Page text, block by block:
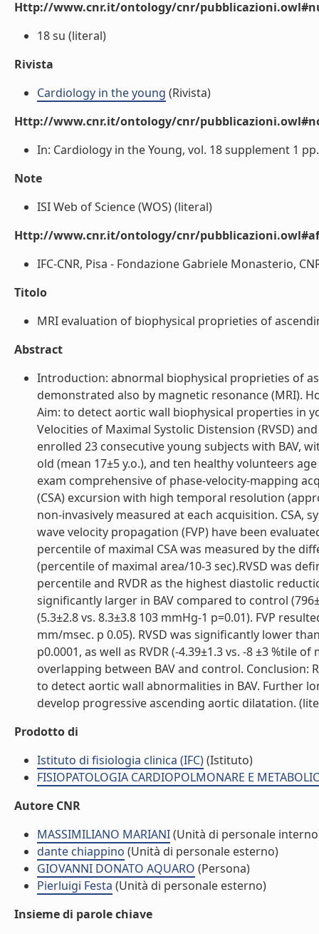
Http://www.cnr.it/ontology/cnr/
18 su (literal)
Rivista
Cardiology in the young (Rivista)
Http://www.cnr.it/ontology/cnr/
In: Cardiology in the Young, vol. 18 supplement 1
Note
ISI Web of Science (WOS) (literal)
Http://www.cnr.it/ontology/cnr/
IFC-CNR, Pisa - Fondazione Gabriele Monasterio,
Titolo
MRI evaluation of biophysical proprieties of
Abstract
Introduction: abnormal biophysical proprieties of
demonstrated also by magnetic resonance (MRI).
Aim: to detect aortic wall biophysical properties in
Velocities of Maximal Systolic Distension (RVSD)
enrolled 23 consecutive young subjects with BAV,
old (mean 17±5 y.o.), and ten healthy volunteers
exam comprehensive of phase-velocity-mapping
(CSA) excursion with high temporal resolution
non-invasively measured at each acquisition. CSA,
wave velocity propagation (FVP) have been
percentile of maximal CSA was measured by the
(percentile of maximal area/10-3 sec).RVSD was
percentile and RVDR as the highest diastolic
significantly larger in BAV compared to control
(5.3±2.8 vs. 8.3±3.8 103 mmHg-1 p=0.01). FVP
mm/msec. p 0.05). RVSD was significantly lower
p0.0001, as well as RVDR (-4.39±1.3 vs. -8 ±3 %tile
overlapping between BAV and control. Conclusion:
to detect aortic wall abnormalities in BAV. Further
develop progressive ascending aortic dilatation.
Prodotto di
Istituto di fisiologia clinica (IFC)(Istituto)
FISIOPATOLOGIA CARDIOPOLMONARE E
Autore CNR
MASSIMILIANO MARIANI(Unità di personale
dante chiappino (Unità di personale esterno)
GIOVANNI DONATO AQUARO (Persona)
Pierluigi Festa (Unità di personale esterno)
Insieme di parole chiave